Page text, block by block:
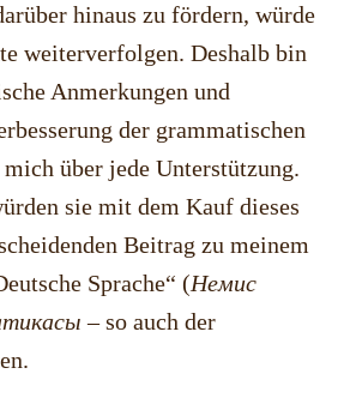
hinaus zu fördern, würde
weiterverfolgen. Deshalb bin
Anmerkungen und
der grammatischen
über jede Unterstützung.
sie mit dem Kauf dieses
Beitrag zu meinem
Sprache“ (Немис
– so auch der